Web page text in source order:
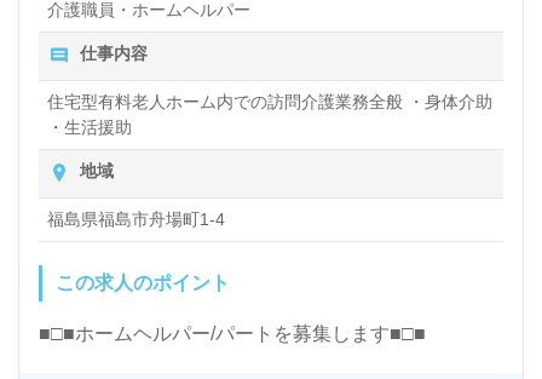
介護職員・ホームヘルパー
仕事内容
住宅型有料老人ホーム内での訪問介護業務全般 ・身体介助
・生活援助
地域
福島県福島市舟場町1-4
この求人のポイント
■□■ホームヘルパー/パートを募集します■□■